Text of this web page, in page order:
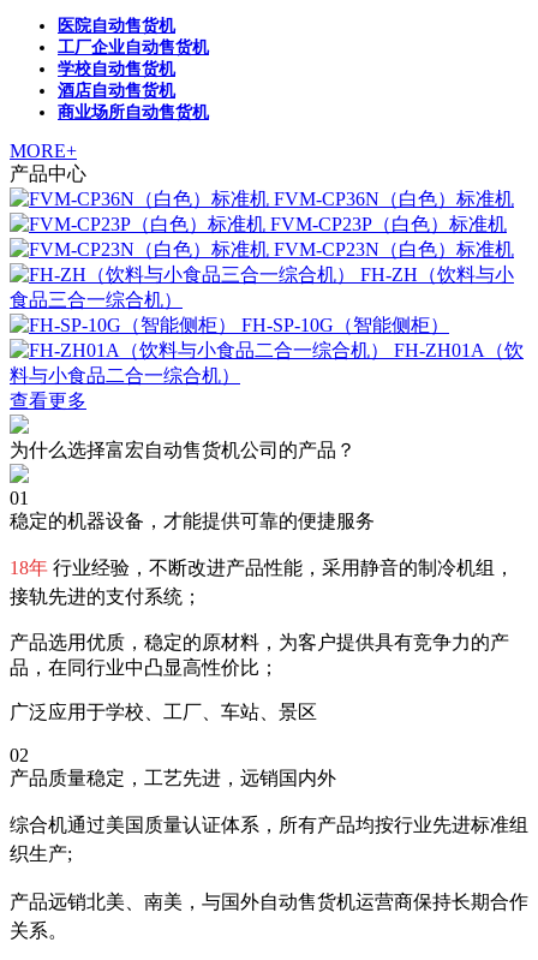
医院自动售货机
工厂企业自动售货机
学校自动售货机
酒店自动售货机
商业场所自动售货机
MORE+
产品中心
FVM-CP36N（白色）标准机
FVM-CP23P（白色）标准机
FVM-CP23N（白色）标准机
FH-ZH（饮料与小
食品三合一综合机）
FH-SP-10G（智能侧柜）
FH-ZH01A（饮
料与小食品二合一综合机）
查看更多
为什么选择富宏自动售货机公司的产品？
01
稳定的机器设备，才能提供可靠的便捷服务
18年 行业经验，不断改进产品性能，采用静音的制冷机组，
接轨先进的支付系统；
产品选用优质，稳定的原材料，为客户提供具有竞争力的产
品，在同行业中凸显高性价比；
广泛应用于学校、工厂、车站、景区
02
产品质量稳定，工艺先进，远销国内外
综合机通过美国质量认证体系，所有产品均按行业先进标准组
织生产;
产品远销北美、南美，与国外自动售货机运营商保持长期合作
关系。